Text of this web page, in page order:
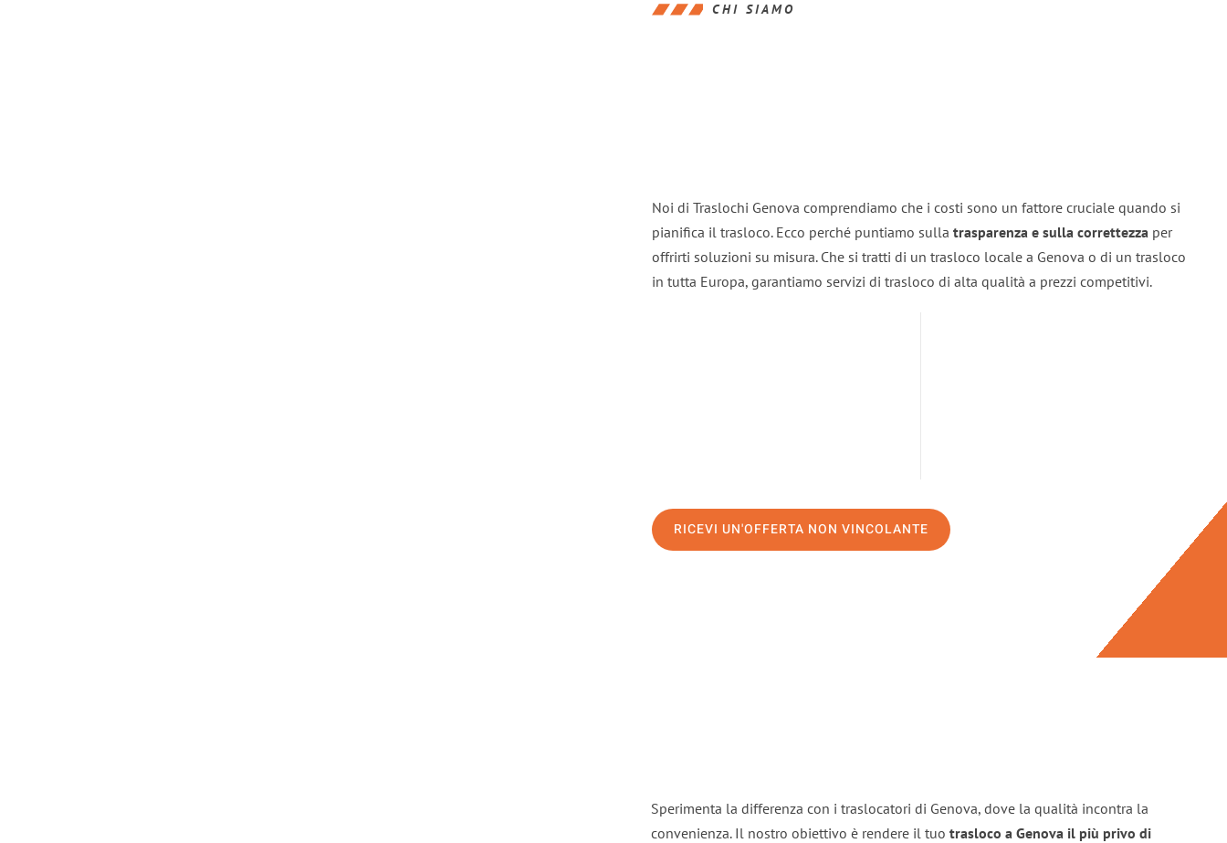
CHI SIAMO
Noi di Traslochi Genova comprendiamo che i costi sono un fattore cruciale quando si
pianifica il trasloco. Ecco perché puntiamo sulla trasparenza e sulla correttezza per
offrirti soluzioni su misura. Che si tratti di un trasloco locale a Genova o di un trasloco
in tutta Europa, garantiamo servizi di trasloco di alta qualità a prezzi competitivi.
RICEVI UN'OFFERTA NON VINCOLANTE
Sperimenta la differenza con i traslocatori di Genova, dove la qualità incontra la
convenienza. Il nostro obiettivo è rendere il tuo trasloco a Genova il più privo di